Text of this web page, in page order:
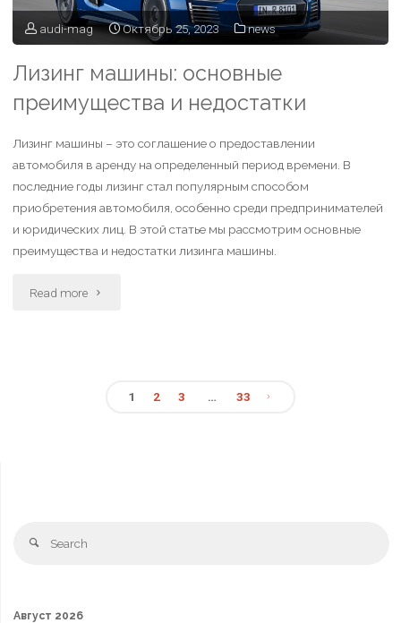
audi-mag Октябрь 25, 2023 news
Лизинг машины: основные
преимущества и недостатки
Лизинг машины – это соглашение о предоставлении
автомобиля в аренду на определенный период времени. В
последние годы лизинг стал популярным способом
приобретения автомобиля, особенно среди предпринимателей
и юридических лиц. В этой статье мы рассмотрим основные
преимущества и недостатки лизинга машины.
Read more
1 2 3 … 33
Август 2026